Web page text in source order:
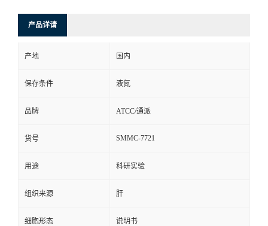
产品详请
产地 国内
保存条件 液氮
品牌 ATCC/通派
货号 SMMC-7721
用途 科研实验
组织来源 肝
细胞形态 说明书